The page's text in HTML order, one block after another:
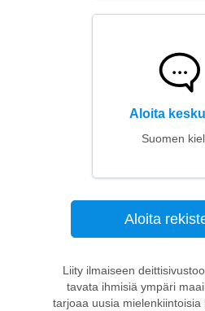
Aloita
Suomen
Aloita
Liity ilmaiseen
tavata ihmisiä ympäri
tarjoaa uusia